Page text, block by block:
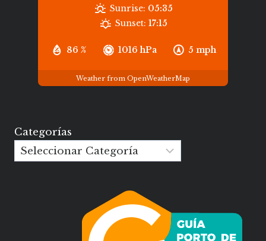
86 % 1016 hPa 5 mph
Sunrise: 05:35
Sunset: 17:15
Weather from OpenWeatherMap
Categorías